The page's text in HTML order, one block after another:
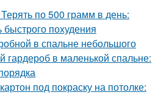
по 500 грамм в день:
похудения
в спальне небольшого
гардероб в маленькой спальне:
под покраску на потолке: